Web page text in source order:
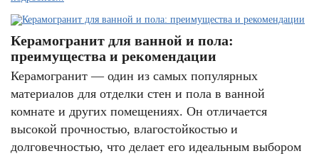
Керамогранит для ванной и пола:
преимущества и рекомендации
Керамогранит — один из самых популярных
материалов для отделки стен и пола в ванной
комнате и других помещениях. Он отличается
высокой прочностью, влагостойкостью и
долговечностью, что делает его идеальным выбором